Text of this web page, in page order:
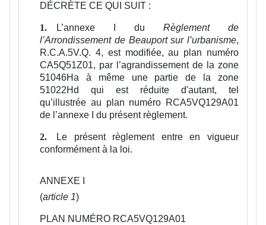
DÉCRÈTE CE QUI SUIT :
1. L’annexe I du Règlement de
l’Arrondissement de Beauport sur l’urbanisme,
R.C.A.5V.Q. 4, est modifiée, au plan numéro
CA5Q51Z01, par l’agrandissement de la zone
51046Ha à même une partie de la zone
51022Hd qui est réduite d'autant, tel
qu’illustrée au plan numéro RCA5VQ129A01
de l’annexe I du présent règlement.
2.
Le présent règlement entre en vigueur
conformément à la loi.
ANNEXE I
(article 1)
PLAN NUMÉRO RCA5VQ129A01